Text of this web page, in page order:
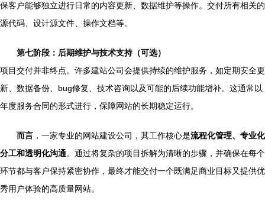
保客户能够独立进行日常的内容更新、数据维护等操作。交付所有相关的
源代码、设计源文件、操作文档等。
第七阶段：后期维护与技术支持（可选）
项目交付并非终点。许多建站公司会提供持续的维护服务，如定期安全更
新、数据备份、bug修复、技术咨询以及可能的后续功能增补。这通常以
年度服务合同的形式进行，保障网站的长期稳定运行。
而言 ，一家专业的网站建设公司，其工作核心是流程化管理、专业化
分工和透明化沟通。通过将复杂的项目拆解为清晰的步骤，并确保在每个
环节都与客户保持紧密协作，最终才能交付一个既满足商业目标又提供优
秀用户体验的高质量网站。